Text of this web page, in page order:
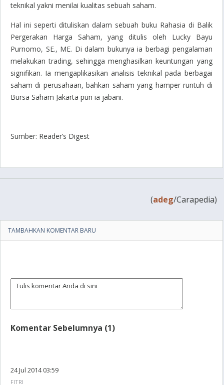
teknikal yakni menilai kualitas sebuah saham.
Hal ini seperti dituliskan dalam sebuah buku Rahasia di Balik
Pergerakan Harga Saham, yang ditulis oleh Lucky Bayu
Purnomo, SE., ME. Di dalam bukunya ia berbagi pengalaman
melakukantrading, sehingga menghasilkan keuntungan yang
signifikan. Ia mengaplikasikan analisis teknikal pada berbagai
saham di perusahaan, bahkan saham yang hamper runtuh di
Bursa Saham Jakarta pun ia jabani.
Sumber: Reader’s Digest
(adeg/Carapedia)
TAMBAHKAN KOMENTAR BARU
Komentar Sebelumnya (1)
24 Jul 2014 03:59
FITRI